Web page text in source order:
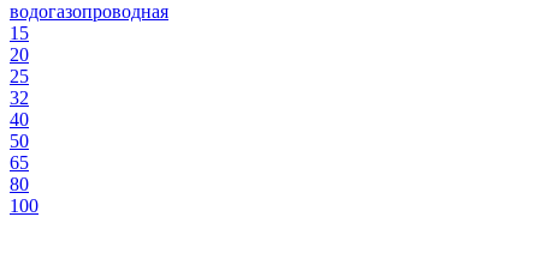
водогазопроводная
15
20
25
32
40
50
65
80
100